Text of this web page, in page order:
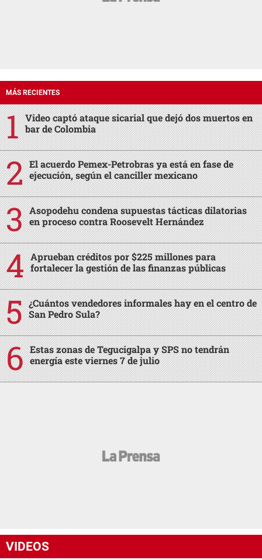
MÁS RECIENTES
Video captó ataque sicarial que dejó dos muertos en
bar de Colombia
El acuerdo Pemex-Petrobras ya está en fase de
ejecución, según el canciller mexicano
Asopodehu condena supuestas tácticas dilatorias
en proceso contra Roosevelt Hernández
Aprueban créditos por $225 millones para
fortalecer la gestión de las finanzas públicas
¿Cuántos vendedores informales hay en el centro de
San Pedro Sula?
Estas zonas de Tegucigalpa y SPS no tendrán
energía este viernes 7 de julio
VIDEOS